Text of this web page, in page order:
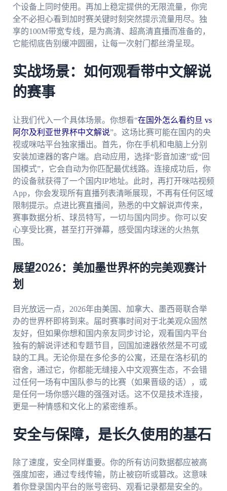
个设备上同时使用。再加上稳定提供的无限流量，你完
全不必担心看到加时赛关键时刻突然提示流量用尽。独
享的100M带宽专线，是为高清、超高清直播而准备的，
它能彻底告别缓冲圆圈，让每一次射门都丝滑呈现。
实战场景：如何观看带中文解说
的赛事
让我们代入一个具体场景。你想看“在国外怎么看约旦 vs
阿尔及利亚世界杯中文解说”。这场比赛可能在国内的央
视或咪咕平台独家播出。首先，你在手机和电脑上分别
安装加速器的客户端。启动应用，选择“影音加速”或“回
国模式”，它会自动为你匹配最优线路。连接成功后，你
的设备就获得了一个国内IP地址。此时，再打开咪咕视频
App，你会发现所有直播列表清晰展现，不再有任何区域
限制提示。点进比赛直播间，熟悉的中文解说声传来，
赛事数据分析、球员特写，一切与国内同步。你可以安
心享受比赛，甚至打开弹幕，感受国内球迷的火热氛
围。
展望2026：美加墨世界杯的完美观赛计
划
目光放远一点，2026年由美国、加拿大、墨西哥联合举
办的世界杯即将到来。届时赛事时间对于北美观众固然
友好，但如果你想和国内亲友同步讨论，观看国内平台
独有的解说评述和专题节目，回国加速器依然是不可或
缺的工具。无论你是在多伦多的公寓，还是在洛杉矶的
宿舍，通过它，你都能无缝接入中文观赛生态，不会错
过任何一场有中国队参与的比赛（如果晋级的话），或
是任何一场你感兴趣的强强对话。这不仅是技术连接，
更是一种情感和文化上的紧密维系。
安全与保障，是长久使用的基石
除了速度，安全同样重要。你的所有访问数据都应被高
强度加密，通过专线传输，防止被窃听或篡改。这意味
着你登录国内平台的账号密码、观看记录都是安全的。